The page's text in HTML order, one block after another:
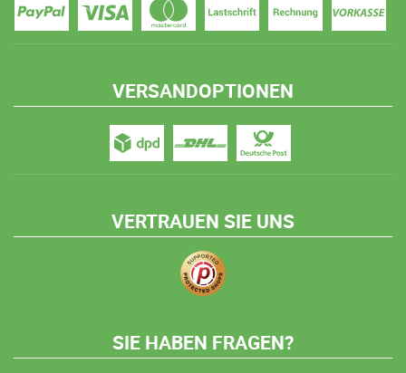
VERSANDOPTIONEN
VERTRAUEN SIE UNS
SIE HABEN FRAGEN?